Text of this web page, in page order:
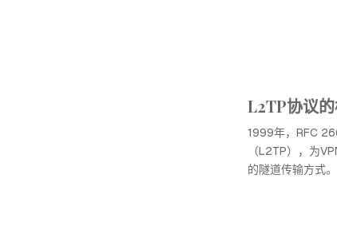
L2TP协议
1999年，RFC
（L2TP），为
的隧道传输方式。